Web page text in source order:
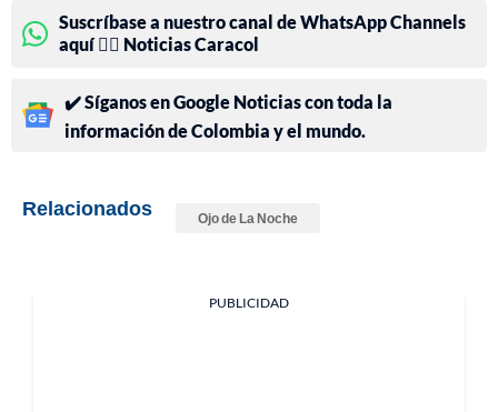
Suscríbase a nuestro canal de WhatsApp Channels
aquí 👉🏻 Noticias Caracol
✔️ Síganos en Google Noticias con toda la
información de Colombia y el mundo.
Relacionados Ojo de La Noche
PUBLICIDAD